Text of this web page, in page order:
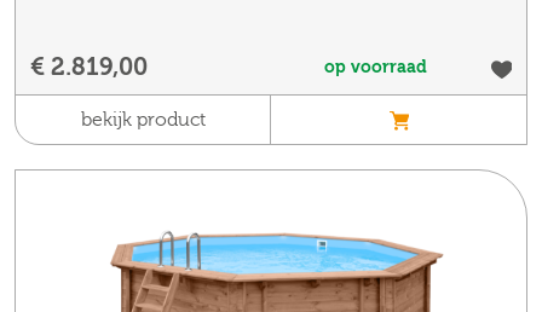
€ 2.819,00 op voorraad
bekijk product